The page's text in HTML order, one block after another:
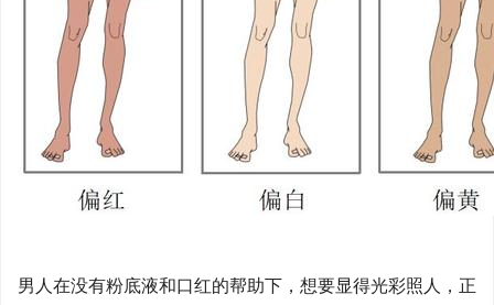
男人在没有粉底液和口红的帮助下，想要显得光彩照人，正